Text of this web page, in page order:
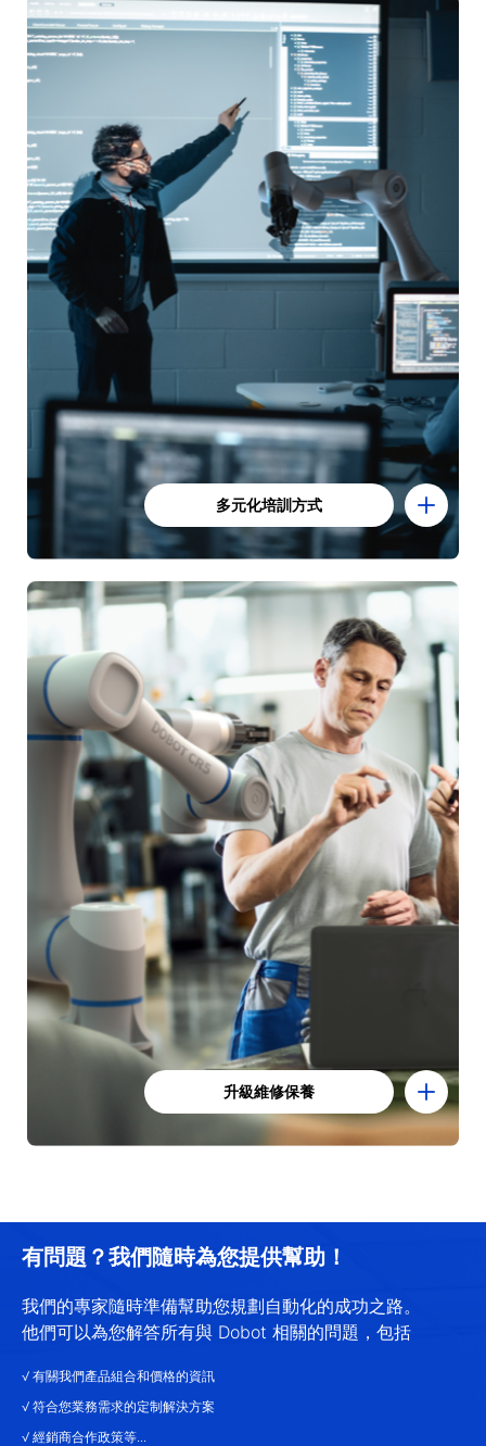
際情況對專案進行類比模擬、測試和可行性驗證，最大
限度降低專案風險，確保您的專案快速啟動。
多元化培訓方式
我們建立了完整的培訓體系，涵蓋標準課程和定制化課
程，提供培訓視頻、線上視頻研討會、線下面授等多種
多元化培訓方式
升級維修保養
升級維修保養
有問題？我們隨時為您提供幫助！
我們的專家隨時準備幫助您規劃自動化的成功之路。
他們可以為您解答所有與 Dobot 相關的問題，包括
√ 有關我們產品組合和價格的資訊
√ 符合您業務需求的定制解決方案
√ 經銷商合作政策等...